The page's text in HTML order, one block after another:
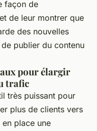
façon de
de leur montrer que
des nouvelles
publier du contenu
pour élargir
trafic
très puissant pour
plus de clients vers
place une